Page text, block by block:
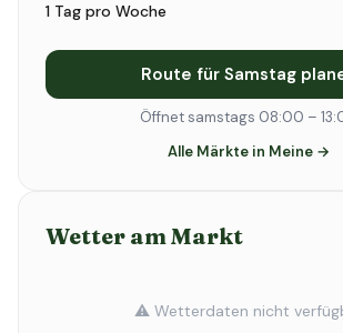
1 Tag pro Woche
Route für Samstag
Öffnet samstags 08:00 –
Alle Märkte in Meine →
Wetter am Markt
⚠️ Wetterdaten nicht